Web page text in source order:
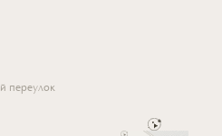
переулок